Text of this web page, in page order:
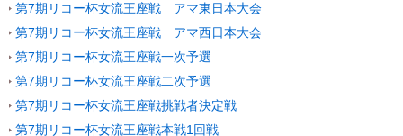
第7期リコー杯女流王座戦 アマ東日本大会
第7期リコー杯女流王座戦 アマ西日本大会
第7期リコー杯女流王座戦一次予選
第7期リコー杯女流王座戦二次予選
第7期リコー杯女流王座戦挑戦者決定戦
第7期リコー杯女流王座戦本戦1回戦